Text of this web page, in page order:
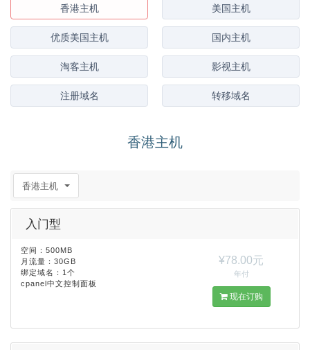
香港主机 美国主机
优质美国主机 国内主机
淘客主机 影视主机
注册域名 转移域名
香港主机
香港主机
入门型
空间：500MB
月流量：30GB
绑定域名：1个
cpanel中文控制面板
¥78.00元
年付
现在订购